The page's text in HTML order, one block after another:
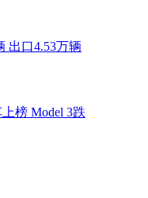
出口4.53万辆
榜 Model 3跌